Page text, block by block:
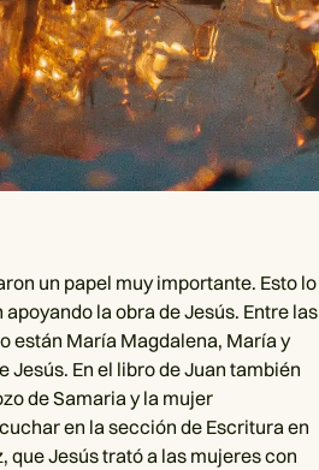
un papel muy importante. Esto lo
la obra de Jesús. Entre las
están María Magdalena, María y
Jesús. En el libro de Juan también
de Samaria y la mujer
en la sección de Escritura en
que Jesús trató a las mujeres con